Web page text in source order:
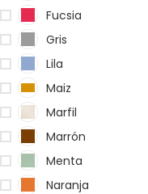
Fucsia
Gris
Lila
Maiz
Marfil
Marrón
Menta
Naranja